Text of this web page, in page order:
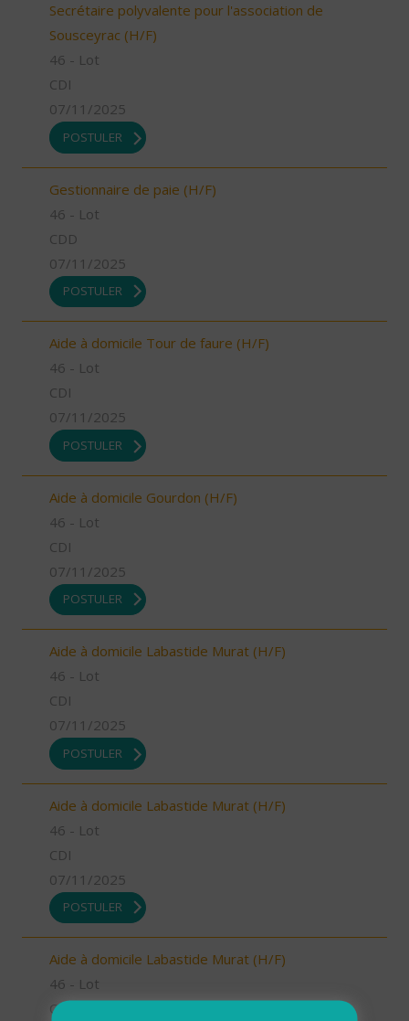
Secrétaire polyvalente pour l'association de
Sousceyrac (H/F)
46 - Lot
CDI
07/11/2025
POSTULER
Gestionnaire de paie (H/F)
46 - Lot
CDD
07/11/2025
POSTULER
Aide à domicile Tour de faure (H/F)
46 - Lot
CDI
07/11/2025
POSTULER
Aide à domicile Gourdon (H/F)
46 - Lot
CDI
07/11/2025
POSTULER
Aide à domicile Labastide Murat (H/F)
46 - Lot
CDI
07/11/2025
POSTULER
Aide à domicile Labastide Murat (H/F)
46 - Lot
CDI
07/11/2025
POSTULER
Aide à domicile Labastide Murat (H/F)
46 - Lot
CDI